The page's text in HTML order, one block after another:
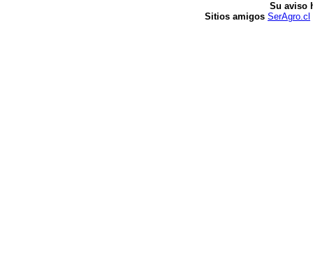
Su aviso
Sitios amigos SerAgro.cl